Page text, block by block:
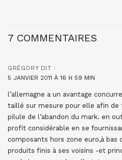
7 COMMENTAIRES
GRÉGORY DIT :
5 JANVIER 2011 À 16 H 59 MIN
l’allemagne a un avantage
taillé sur mesure pour elle afin de
pilule de l’abandon du mark. en
profit considérable en se
composants hors zone euro,à
produits finis à ses voisins -et